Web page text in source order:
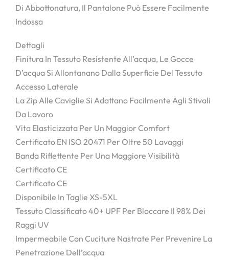
Di Abbottonatura, Il Pantalone Può Essere Facilmente
Indossa
Dettagli
Finitura In Tessuto Resistente All’acqua, Le Gocce
D’acqua Si Allontanano Dalla Superficie Del Tessuto
Accesso Laterale
La Zip Alle Caviglie Si Adattano Facilmente Agli Stivali
Da Lavoro
Vita Elasticizzata Per Un Maggior Comfort
Certificato EN ISO 20471 Per Oltre 50 Lavaggi
Banda Riflettente Per Una Maggiore Visibilità
Certificato CE
Certificato CE
Disponibile In Taglie XS-5XL
Tessuto Classificato 40+ UPF Per Bloccare Il 98% Dei
Raggi UV
Impermeabile Con Cuciture Nastrate Per Prevenire La
Penetrazione Dell’acqua